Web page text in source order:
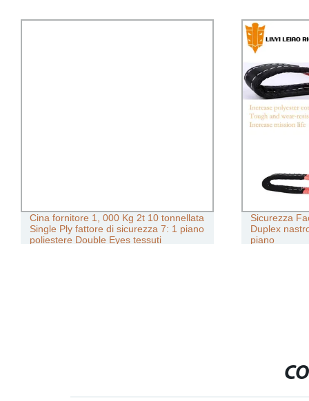
Cina fornitore 1, 000 Kg 2t 10 tonnellata
Single Ply fattore di sicurezza 7: 1 piano
poliestere Double Eyes tessuti
Sicurezza
Duplex
piano